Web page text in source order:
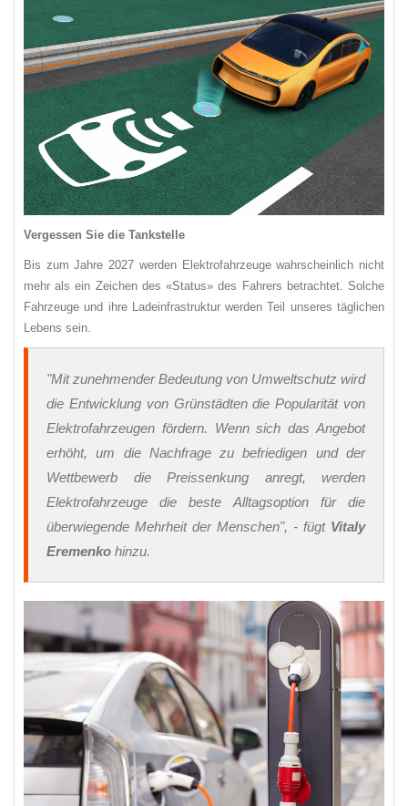
Vergessen Sie die Tankstelle
Bis zum Jahre 2027 werden Elektrofahrzeuge wahrscheinlich nicht
mehr als ein Zeichen des «Status» des Fahrers betrachtet. Solche
Fahrzeuge und ihre Ladeinfrastruktur werden Teil unseres täglichen
Lebens sein.
"Mit zunehmender Bedeutung von Umweltschutz wird
die Entwicklung von Grünstädten die Popularität von
Elektrofahrzeugen fördern. Wenn sich das Angebot
erhöht, um die Nachfrage zu befriedigen und der
Wettbewerb die Preissenkung anregt, werden
Elektrofahrzeuge die beste Alltagsoption für die
überwiegende Mehrheit der Menschen", - fügt Vitaly
Eremenko hinzu.